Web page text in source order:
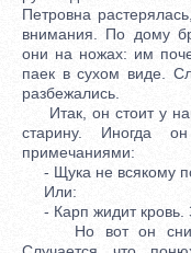
Петровна
внимания. По дому
они на ножах: им
паек в сухом виде.
разбежались.
Итак, он стоит у
старину. Иногда
примечаниями:
- Щука не всякому
Или:
- Карп жидит кровь.
Но вот он